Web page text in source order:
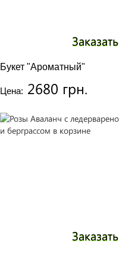
Букет "Ароматный"
Цена: 2680 грн.
Заказать
Заказать